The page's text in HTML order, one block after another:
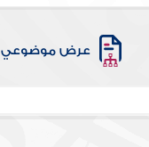
عرض موضوعي